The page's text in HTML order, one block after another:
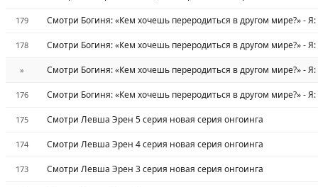
179 Смотри Богиня: «Кем хочешь переродиться в другом мире?» -
178 Смотри Богиня: «Кем хочешь переродиться в другом мире?» -
» Смотри Богиня: «Кем хочешь переродиться в другом мире?» -
176 Смотри Богиня: «Кем хочешь переродиться в другом мире?» -
175 Смотри Левша Эрен 5 серия новая серия онгоинга
174 Смотри Левша Эрен 4 серия новая серия онгоинга
173 Смотри Левша Эрен 3 серия новая серия онгоинга